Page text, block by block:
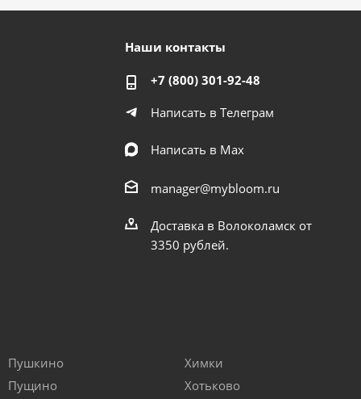
Наши контакты
+7 (800) 301-92-48
Написать в Телеграм
Написать в Мах
manager@mybloom.ru
Доставка в Волоколамск от
3350 рублей.
Пушкино
Пущино
Химки
Хотьково